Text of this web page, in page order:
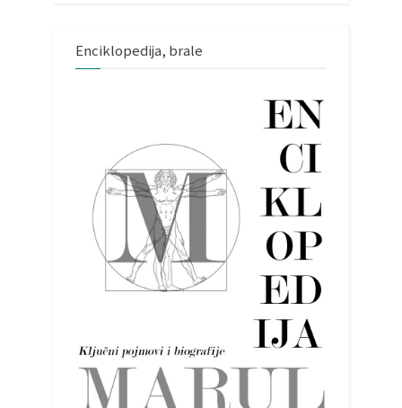
Enciklopedija, brale